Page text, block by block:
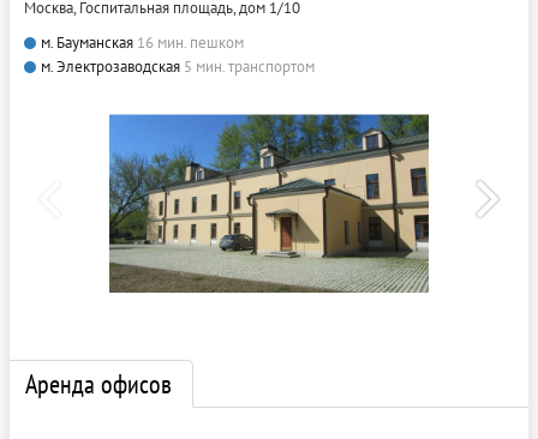
Москва, Госпитальная площадь, дом 1/10
м. Бауманская 16 мин. пешком
м. Электрозаводская 5 мин. транспортом
Аренда офисов